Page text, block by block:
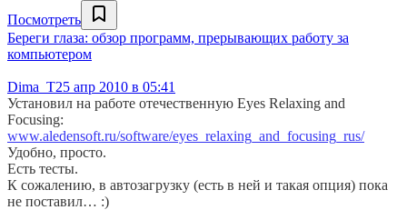
Посмотреть
Береги глаза: обзор программ, прерывающих работу за
компьютером
Dima_T25 апр 2010 в 05:41
Установил на работе отечественную Eyes Relaxing and
Focusing:
www.aledensoft.ru/software/eyes_relaxing_and_focusing_rus/
Удобно, просто.
Есть тесты.
К сожалению, в автозагрузку (есть в ней и такая опция) пока
не поставил… :)